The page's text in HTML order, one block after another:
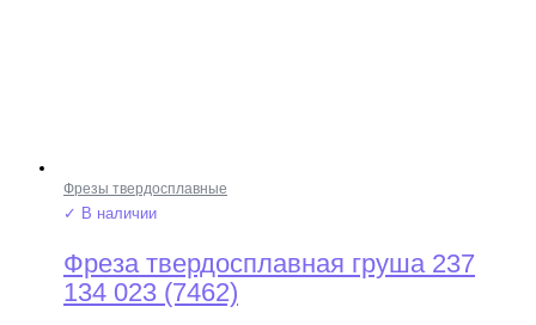
Фрезы твердосплавные
✓ В наличии
Фреза твердосплавная груша 237
134 023 (7462)